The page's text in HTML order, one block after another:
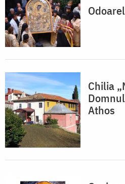
Chilia
Athos